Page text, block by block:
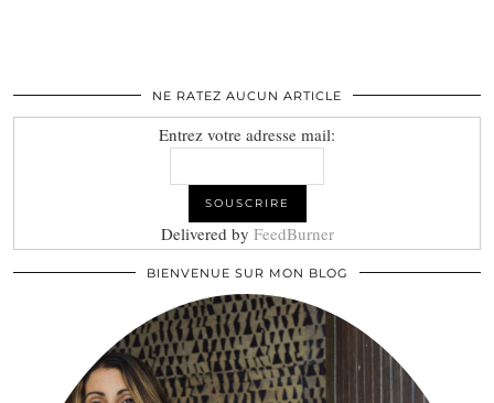
NE RATEZ AUCUN ARTICLE
Entrez votre adresse mail:
Delivered by FeedBurner
BIENVENUE SUR MON BLOG